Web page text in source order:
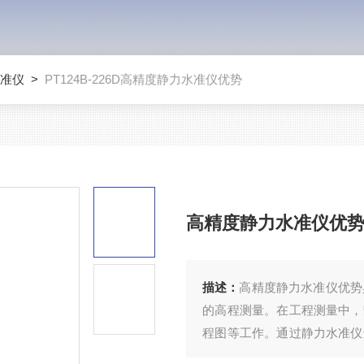
仪 > PT124B-226D高精度静力水准仪优势
高精度静力水准仪优
描述： 高精度静力水准仪优
的高程测量。在工程测量中
程图等工作。通过静力水准